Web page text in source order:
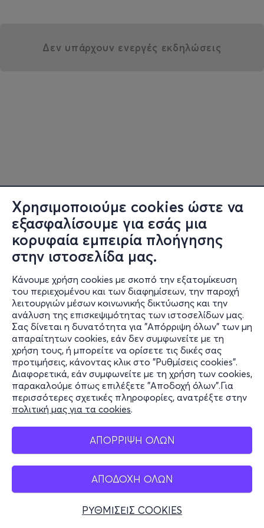
Χρησιμοποιούμε cookies ώστε να
εξασφαλίσουμε για εσάς μια
κορυφαία εμπειρία πλοήγησης
στην ιστοσελίδα μας.
Κάνουμε χρήση cookies με σκοπό την εξατομίκευση
του περιεχομένου και των διαφημίσεων, την παροχή
λειτουργιών μέσων κοινωνικής δικτύωσης και την
ανάλυση της επισκεψιμότητας των ιστοσελίδων μας.
Σας δίνεται η δυνατότητα για "Απόρριψη όλων" των μη
απαραίτητων cookies, εάν δεν συμφωνείτε με τη
χρήση τους, ή μπορείτε να ορίσετε τις δικές σας
προτιμήσεις, κάνοντας κλικ στο "Ρυθμίσεις cookies".
Διαφορετικά, εάν συμφωνείτε με τη χρήση των cookies,
παρακαλούμε όπως επιλέξετε "Αποδοχή όλων".Για
περισσότερες σχετικές πληροφορίες, ανατρέξτε στην
πολιτική μας για τα cookies.
ΑΠΟΡΡΙΨΗ ΟΛΩΝ
ΑΠΟΔΟΧΗ ΟΛΩΝ
ΡΥΘΜΙΣΕΙΣ COOKIES
Δεν υπάρχουν ενεργές εκδηλώσεις